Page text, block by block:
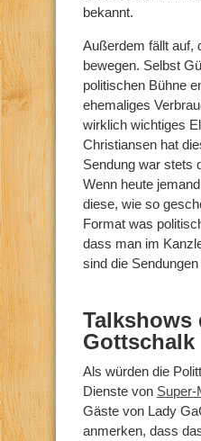
bekannt.
Außerdem fällt auf,
bewegen. Selbst
politischen Bühne
ehemaliges
wirklich wichtiges
Christiansen hat
Sendung war stets
Wenn heute
diese, wie so
Format was
dass man im
sind die
Talkshows
Gottschalk
Als würden die
Dienste von Super-
Gäste von Lady
anmerken, dass